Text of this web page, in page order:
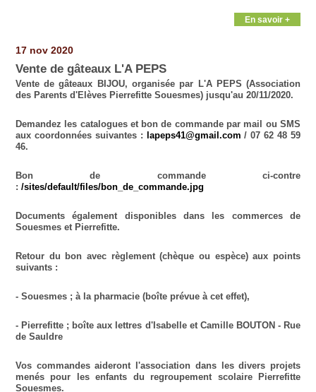
En savoir +
17 nov 2020
Vente de gâteaux L'A PEPS
Vente de gâteaux BIJOU, organisée par L'A PEPS (Association
des Parents d'Elèves Pierrefitte Souesmes) jusqu'au 20/11/2020.
Demandez les catalogues et bon de commande par mail ou SMS
aux coordonnées suivantes :
lapeps41@gmail.com / 07 62 48 59
46.
Bon de commande ci-contre
: /sites/default/files/bon_de_commande.jpg
Documents également disponibles dans les commerces de
Souesmes et Pierrefitte.
Retour du bon avec règlement (chèque ou espèce) aux points
suivants :
- Souesmes ; à la pharmacie (boîte prévue à cet effet),
- Pierrefitte ; boîte aux lettres d'Isabelle et Camille BOUTON - Rue
de Sauldre
Vos commandes aideront l'association dans les divers projets
menés pour les enfants du regroupement scolaire Pierrefitte
Souesmes.